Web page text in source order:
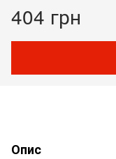
404 грн
Опис